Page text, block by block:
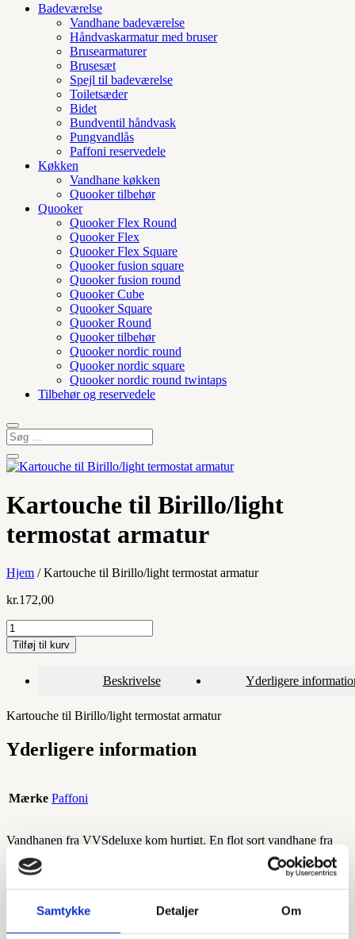
Samtykke Detaljer Om
Badeværelse
Vandhane badeværelse
Håndvaskarmatur med bruser
Brusearmaturer
Brusesæt
Spejl til badeværelse
Toiletsæder
Bidet
Bundventil håndvask
Pungvandlås
Paffoni reservedele
Køkken
Vandhane køkken
Quooker tilbehør
Quooker
Quooker Flex Round
Quooker Flex
Quooker Flex Square
Quooker fusion square
Quooker fusion round
Quooker Cube
Quooker Square
Quooker Round
Quooker tilbehør
Quooker nordic round
Quooker nordic square
Quooker nordic round twintaps
Tilbehør og reservedele
Kartouche til Birillo/light
termostat armatur
Hjem / Kartouche til Birillo/light termostat armatur
kr.172,00
Kartouche
til
Birillo/light
armatur
Tilføj til kurv
Beskrivelse Yderligere
Kartouche til Birillo/light termostat armatur
Yderligere information
Mærke Paffoni
Vandhanen fra VVSdeluxe kom hurtigt. En flot sort vandhane fra
italienske Paffoni med udtræk og en knap til at skifte vandstråle.
Fungerer super godt!